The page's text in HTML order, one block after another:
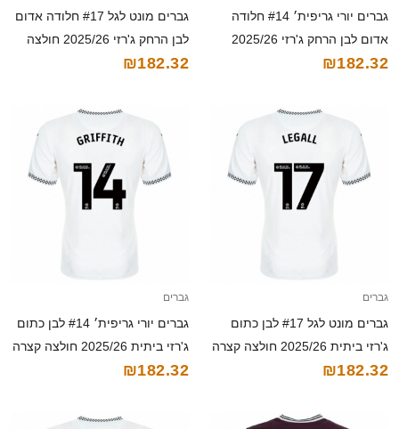
גברים יורי גריפית׳ #14 חלודה
אדום לבן הרחק ג'רזי 2025/26
חולצה קצרה
₪182.32
גברים מונט לגל #17 חלודה אדום
לבן הרחק ג'רזי 2025/26 חולצה
קצרה
₪182.32
גברים
גברים מונט לגל #17 לבן כתום
ג'רזי ביתית 2025/26 חולצה קצרה
₪182.32
גברים
גברים יורי גריפית׳ #14 לבן כתום
ג'רזי ביתית 2025/26 חולצה קצרה
₪182.32